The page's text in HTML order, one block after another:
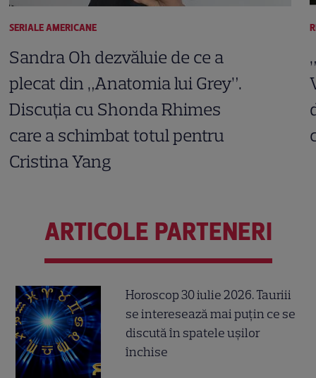
SERIALE AMERICANE
Sandra Oh dezvăluie de ce a
plecat din „Anatomia lui Grey”.
Discuția cu Shonda Rhimes
care a schimbat totul pentru
Cristina Yang
ARTICOLE PARTENERI
Horoscop 30 iulie 2026. Tauriii
se interesează mai puțin ce se
discută în spatele ușilor
închise